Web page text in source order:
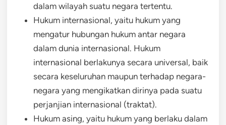
dalam wilayah suatu negara tertentu.
Hukum internasional, yaitu hukum yang
mengatur hubungan hukum antar negara
dalam dunia internasional. Hukum
internasional berlakunya secara universal, baik
secara keseluruhan maupun terhadap negara-
negara yang mengikatkan dirinya pada suatu
perjanjian internasional (traktat).
Hukum asing, yaitu hukum yang berlaku dalam